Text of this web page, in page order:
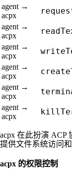
agent →
acpx
agent →
acpx
agent →
acpx
agent →
acpx
agent →
acpx
agent →
acpx
acpx 在此扮演 ACP
提供文件系统访问和
acpx 的权限控制